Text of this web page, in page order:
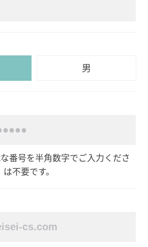
男
番号を半角数字でご入力くださ
不要です。